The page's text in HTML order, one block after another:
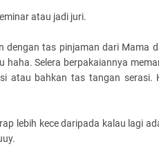
atau jadi juri.
dengan tas pinjaman dari Mama
haha. Selera berpakaiannya
atau bahkan tas tangan serasi.
lebih kece daripada kalau lagi